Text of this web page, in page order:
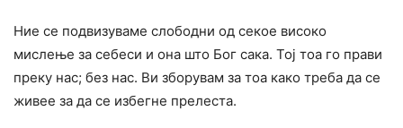
Ние се подвизуваме слободни од секое високо
мислење за себеси и она што Бог сака. Тој тоа го прави
преку нас; без нас. Ви зборувам за тоа како треба да се
живее за да се избегне прелеста.